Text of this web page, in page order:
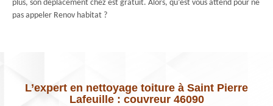
plus, son déplacement chez est gratuit. Alors, qu’est vous attend pour ne
pas appeler Renov habitat ?
L’expert en nettoyage toiture à Saint Pierre
Lafeuille : couvreur 46090